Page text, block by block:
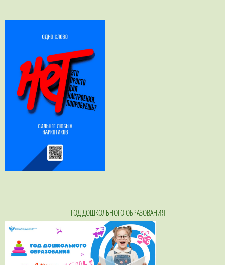
ГОД ДОШКОЛЬНОГО ОБРАЗОВАНИЯ